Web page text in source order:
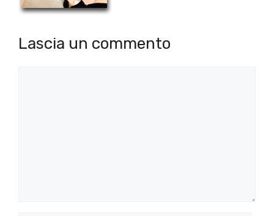
Lascia un commento